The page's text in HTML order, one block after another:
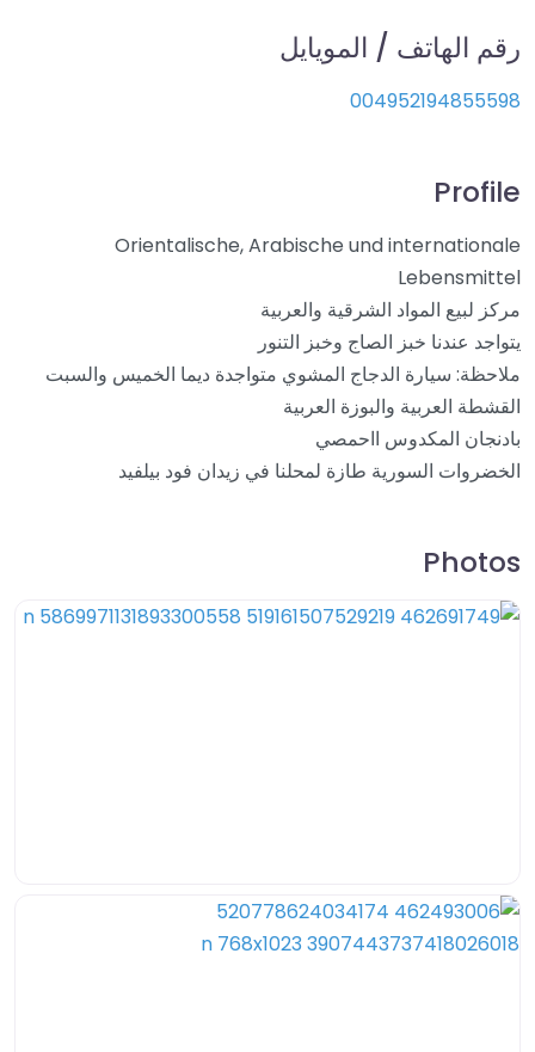
رقم الهاتف / المويايل
004952194855598
Profile
Orientalische, Arabische und internationale
Lebensmittel
مركز لبيع المواد الشرقية والعربية
يتواجد عندنا خبز الصاج وخبز التنور
ملاحظة: سيارة الدجاج المشوي متواجدة ديما الخميس والسبت
القشطة العربية والبوزة العربية
بادنجان المكدوس ااحمصي
الخضروات السورية طازة لمحلنا في زيدان فود بيلفيد
Photos